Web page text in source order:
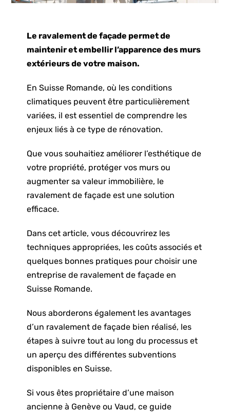
Le ravalement de façade permet de
maintenir et embellir l’apparence des murs
extérieurs de votre maison.
En Suisse Romande, où les conditions
climatiques peuvent être particulièrement
variées, il est essentiel de comprendre les
enjeux liés à ce type de rénovation.
Que vous souhaitiez améliorer l’esthétique de
votre propriété, protéger vos murs ou
augmenter sa valeur immobilière, le
ravalement de façade est une solution
efficace.
Dans cet article, vous découvrirez les
techniques appropriées, les coûts associés et
quelques bonnes pratiques pour choisir une
entreprise de ravalement de façade en
Suisse Romande.
Nous aborderons également les avantages
d’un ravalement de façade bien réalisé, les
étapes à suivre tout au long du processus et
un aperçu des différentes subventions
disponibles en Suisse.
Si vous êtes propriétaire d’une maison
ancienne à Genève ou Vaud, ce guide